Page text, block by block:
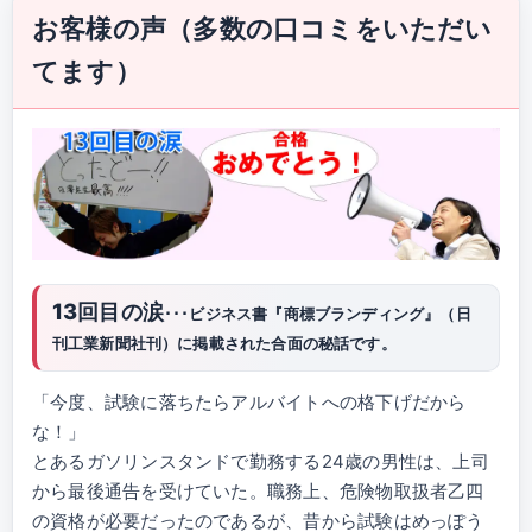
お客様の声（多数の口コミをいただい
てます）
13回目の涙･･･ビジネス書『商標ブランディング』（日
刊工業新聞社刊）に掲載された合面の秘話です。
「今度、試験に落ちたらアルバイトへの格下げだから
な！」
とあるガソリンスタンドで勤務する24歳の男性は、上司
から最後通告を受けていた。職務上、危険物取扱者乙四
の資格が必要だったのであるが、昔から試験はめっぽう